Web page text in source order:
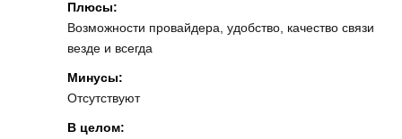
Плюсы:
Возможности провайдера, удобство, качество связи
везде и всегда
Минусы:
Отсутствуют
В целом: